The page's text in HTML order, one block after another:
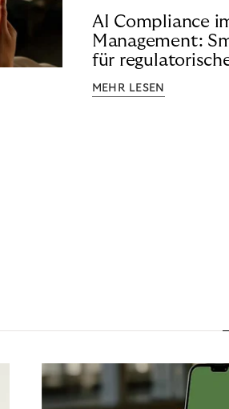
AI Compliance
Management:
für
MEHR LESEN